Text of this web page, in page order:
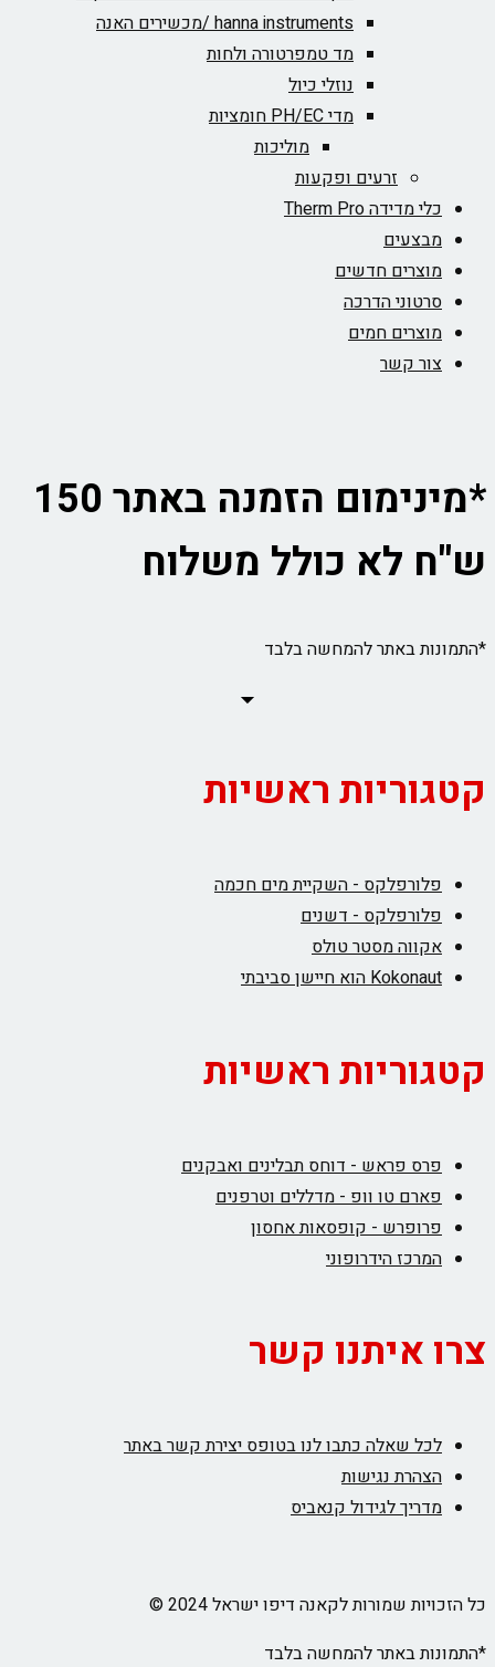
hanna instruments /מכשירים האנה
מד טמפרטורה ולחות
נוזלי כיול
מדי PH/EC חומציות
מוליכות
זרעים ופקעות
כלי מדידה Therm Pro
מבצעים
מוצרים חדשים
סרטוני הדרכה
מוצרים חמים
צור קשר
*מינימום הזמנה באתר 150
ש"ח לא כולל משלוח
*התמונות באתר להמחשה בלבד
קטגוריות ראשיות
פלורפלקס - השקיית מים חכמה
פלורפלקס - דשנים
אקווה מסטר טולס
Kokonaut הוא חיישן סביבתי
קטגוריות ראשיות
פרס פראש - דוחס תבלינים ואבקנים
פארם טו וופ - מדללים וטרפנים
פרופרש - קופסאות אחסון
המרכז הידרופוני
צרו איתנו קשר
לכל שאלה כתבו לנו בטופס יצירת קשר באתר
הצהרת נגישות
מדריך לגידול קנאביס
כל הזכויות שמורות לקאנה דיפו ישראל 2024 ©
*התמונות באתר להמחשה בלבד